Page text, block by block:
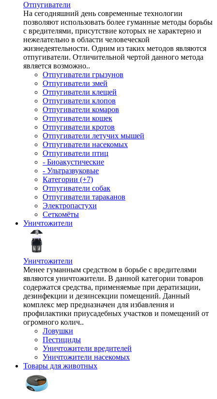
Отпугиватели
На сегодняшний день современные технологии
позволяют использовать более гуманные методы борьбы
с вредителями, присутствие которых не характерно и
нежелательно в области человеческой
жизнедеятельности. Одним из таких методов являются
отпугиватели. Отличительной чертой данного метода
является возможно..
Отпугиватели грызунов
Отпугиватели змей
Отпугиватели клещей
Отпугиватели клопов
Отпугиватели комаров
Отпугиватели кошек
Отпугиватели кротов
Отпугиватели летучих мышей
Отпугиватели насекомых
Отпугиватели птиц
- Биоакустические
- Ультразвуковые
Категории (+7)
Отпугиватели собак
Отпугиватели тараканов
Электропастухи
Сеткомёты
Уничтожители
Уничтожители
Менее гуманным средством в борьбе с вредителями
являются уничтожители. В данной категории товаров
содержатся средства, применяемые при дератизации,
дезинфекции и дезинсекции помещений. Данный
комплекс мер предназначен для избавления и
профилактики приусадебных участков и помещений от
огромного колич..
Ловушки
Пестициды
Уничтожители вредителей
Уничтожители насекомых
Товары для животных